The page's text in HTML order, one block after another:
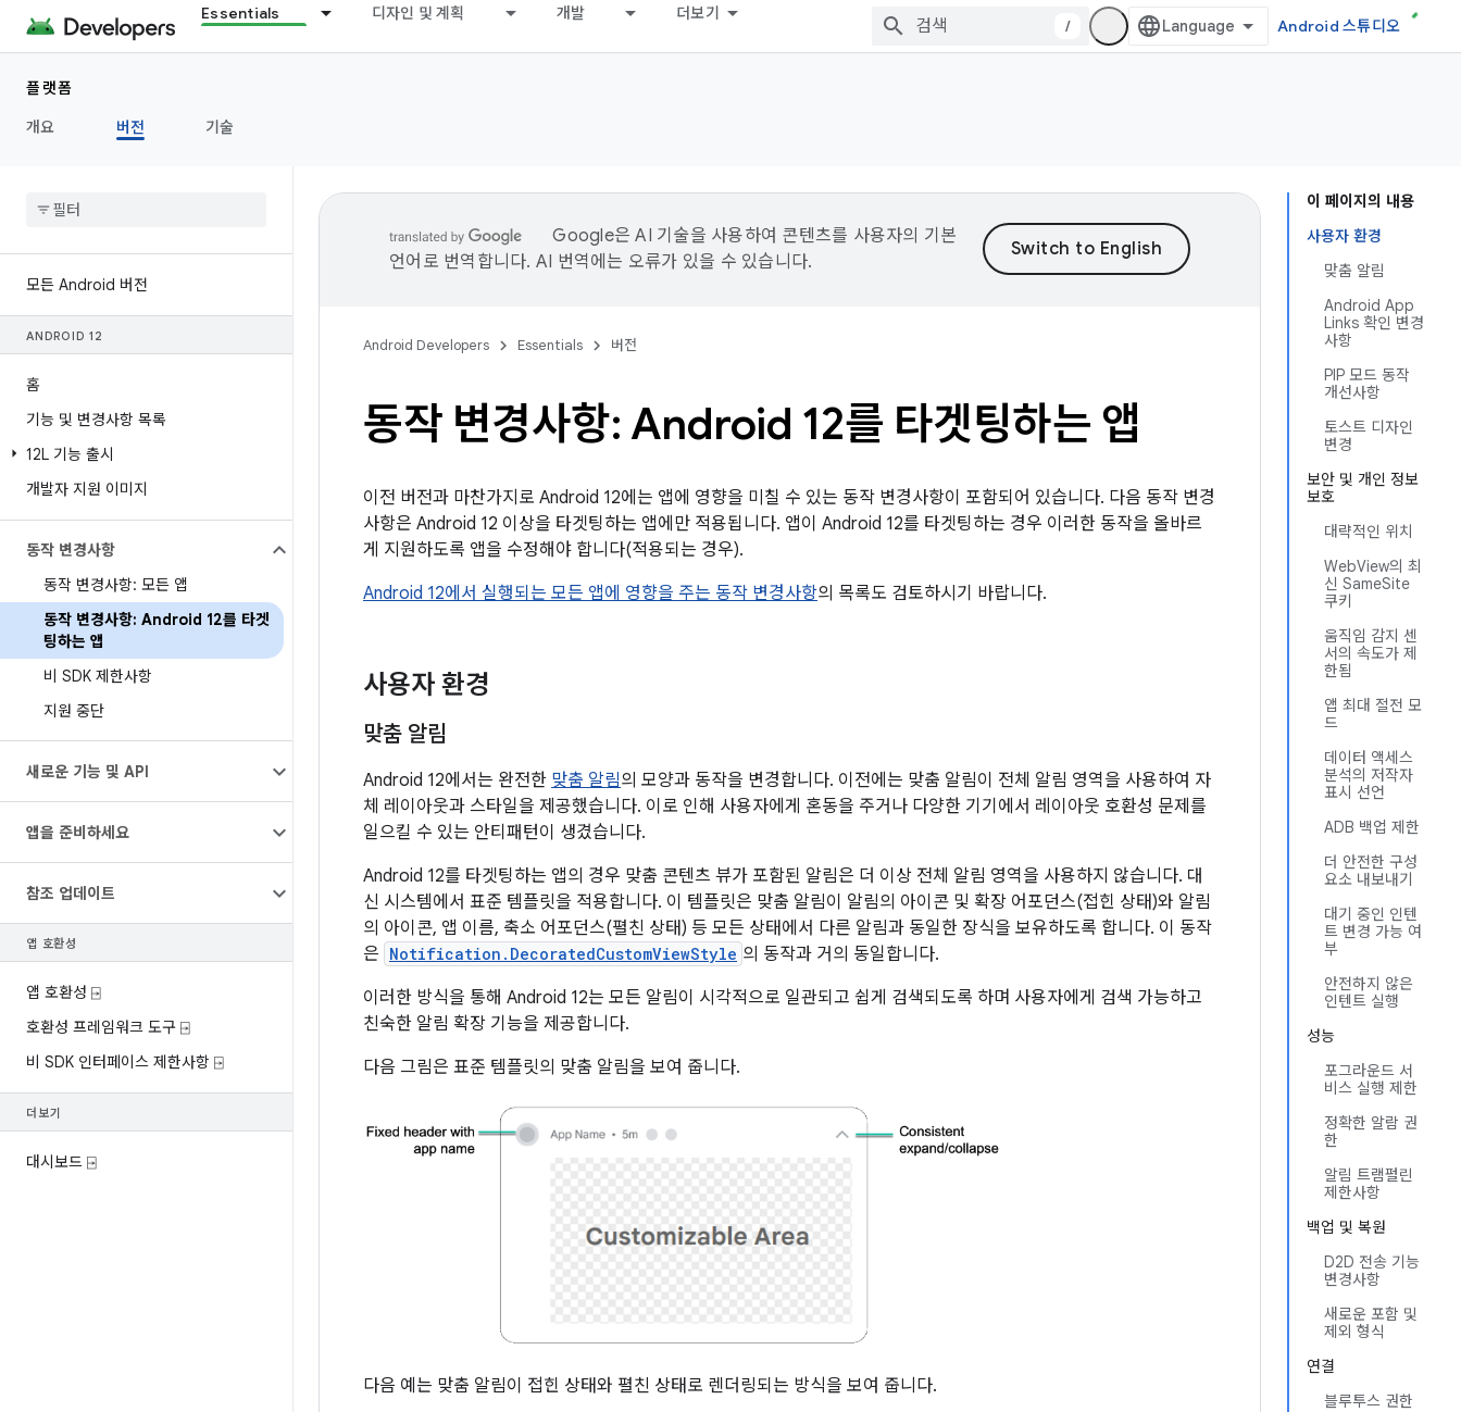
Essentials 디자인 및 계획 개발 더보기
/ Android 스튜디오
플랫폼
개요
버전 기술
모든 Android 버전
ANDROID 12
홈
기능 및 변경사항 목록
12L 기능 출시
개발자 지원 이미지
동작 변경사항
동작 변경사항: 모든 앱
동작 변경사항: Android 12를 타겟
팅하는 앱
비 SDK 제한사항
지원 중단
새로운 기능 및 API
앱을 준비하세요
참조 업데이트
앱 호환성
앱 호환성 ⍈
호환성 프레임워크 도구 ⍈
비 SDK 인터페이스 제한사항 ⍈
더보기
대시보드 ⍈
이 페이지의 내용
사용자 환경
맞춤 알림
Android App
Links 확인 변경
사항
PIP 모드 동작
개선사항
토스트 디자인
변경
보안 및 개인 정보
보호
대략적인 위치
WebView의 최
신 SameSite
쿠키
움직임 감지 센
서의 속도가 제
한됨
앱 최대 절전 모
드
데이터 액세스
분석의 저작자
표시 선언
ADB 백업 제한
더 안전한 구성
요소 내보내기
대기 중인 인텐
트 변경 가능 여
부
안전하지 않은
인텐트 실행
성능
포그라운드 서
비스 실행 제한
정확한 알람 권
한
알림 트램펄린
제한사항
백업 및 복원
D2D 전송 기능
변경사항
새로운 포함 및
제외 형식
연결
블루투스 권한
Google은 AI 기술을 사용하여 콘텐츠를 사용자의 기본
언어로 번역합니다. AI 번역에는 오류가 있을 수 있습니다.
Android Developers Essentials 버전
동작 변경사항: Android 12를 타겟팅하는 앱
이전 버전과 마찬가지로 Android 12에는 앱에 영향을 미칠 수 있는 동작 변경사항이 포함되어 있습니다. 다음 동작 변경
사항은 Android 12 이상을 타겟팅하는 앱에만 적용됩니다. 앱이 Android 12를 타겟팅하는 경우 이러한 동작을 올바르
게 지원하도록 앱을 수정해야 합니다(적용되는 경우).
Android 12에서 실행되는 모든 앱에 영향을 주는 동작 변경사항의 목록도 검토하시기 바랍니다.
사용자 환경
맞춤 알림
Android 12에서는 완전한 맞춤 알림의 모양과 동작을 변경합니다. 이전에는 맞춤 알림이 전체 알림 영역을 사용하여 자
체 레이아웃과 스타일을 제공했습니다. 이로 인해 사용자에게 혼동을 주거나 다양한 기기에서 레이아웃 호환성 문제를
일으킬 수 있는 안티패턴이 생겼습니다.
Android 12를 타겟팅하는 앱의 경우 맞춤 콘텐츠 뷰가 포함된 알림은 더 이상 전체 알림 영역을 사용하지 않습니다. 대
신 시스템에서 표준 템플릿을 적용합니다. 이 템플릿은 맞춤 알림이 알림의 아이콘 및 확장 어포던스(접힌 상태)와 알림
의 아이콘, 앱 이름, 축소 어포던스(펼친 상태) 등 모든 상태에서 다른 알림과 동일한 장식을 보유하도록 합니다. 이 동작
은 Notification.DecoratedCustomViewStyle 의 동작과 거의 동일합니다.
이러한 방식을 통해 Android 12는 모든 알림이 시각적으로 일관되고 쉽게 검색되도록 하며 사용자에게 검색 가능하고
친숙한 알림 확장 기능을 제공합니다.
다음 그림은 표준 템플릿의 맞춤 알림을 보여 줍니다.
다음 예는 맞춤 알림이 접힌 상태와 펼친 상태로 렌더링되는 방식을 보여 줍니다.